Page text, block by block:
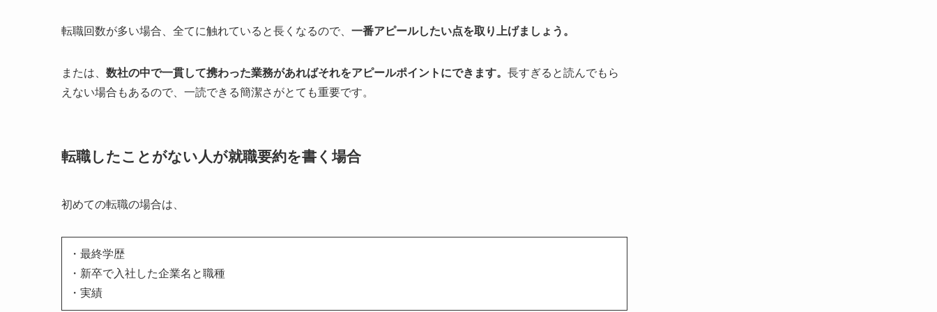
転職回数が多い場合、全てに触れていると長くなるので、 一番アピールしたい点を取り上げましょう。
または、 数社の中で一貫して携わった業務があればそれをアピールポイントにできます。 長すぎると読んでもら
えない場合もあるので、一読できる簡潔さがとても重要です。
転職したことがない人が就職要約を書く場合
初めての転職の場合は、
・最終学歴
・新卒で入社した企業名と職種
・実績